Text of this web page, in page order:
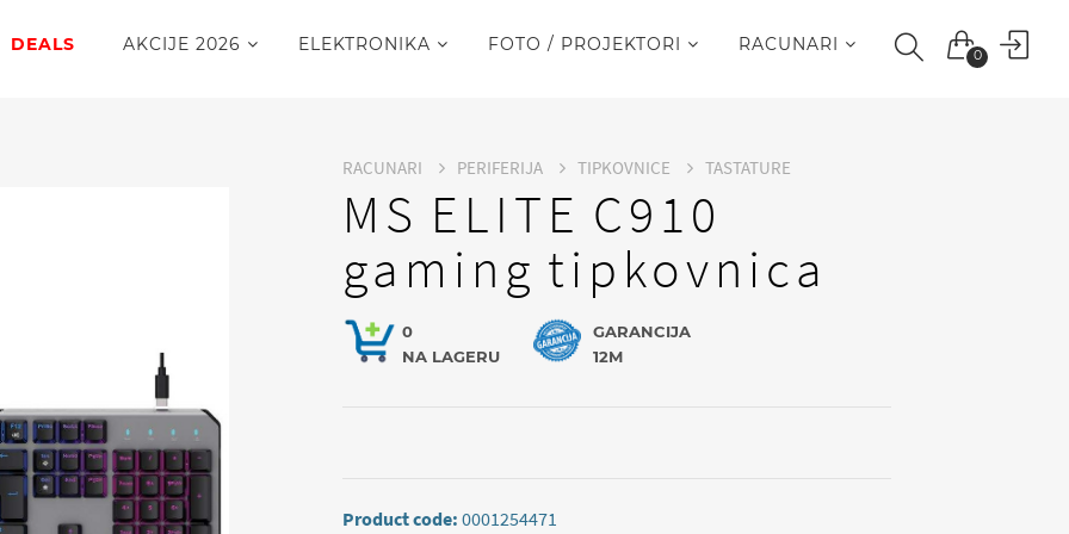
0
DEALS AKCIJE 2026 ELEKTRONIKA FOTO / PROJEKTORI RACUNARI
RACUNARI PERIFERIJA TIPKOVNICE TASTATURE
MS ELITE C910
gaming tipkovnica
0
NA LAGERU
GARANCIJA
12M
Product code:0001254471